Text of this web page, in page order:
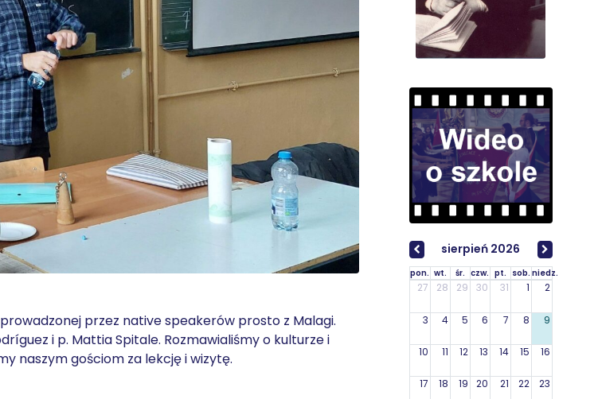
przez native speakerów prosto z Malagi.
i p. Mattia Spitale. Rozmawialiśmy o kulturze i
naszym gościom za lekcję i wizytę.
sierpień 2026
pon. wt. śr. czw. pt. sob. niedz.
27 28 29 30 31 1 2
3 4 5 6 7 8 9
10 11 12 13 14 15 16
17 18 19 20 21 22 23